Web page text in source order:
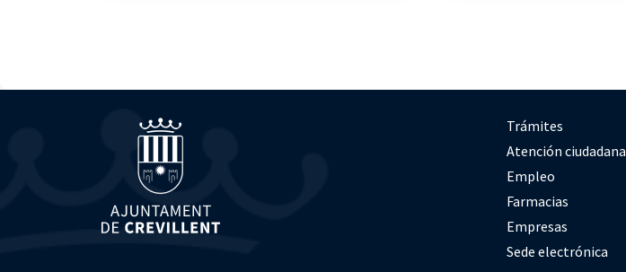
Trámites
Atención ciudadana
Empleo
Farmacias
Empresas
Sede electrónica